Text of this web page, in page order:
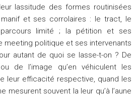
lassitude des formes routinisées
et ses corrolaires : le tract, le
limité ; la pétition et ses
meeting politique et ses intervenants
autant de quoi se lasse-t-on ? De
de l’image qu’en véhiculent les
leur efficacité respective, quand les
mesurent souvent la leur qu’à l’aune